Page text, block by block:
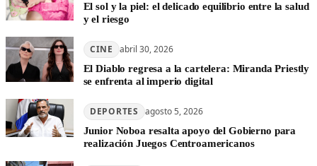
El sol y la piel: el delicado equilibrio entre la salud
y el riesgo
CINE abril 30, 2026
El Diablo regresa a la cartelera: Miranda Priestly
se enfrenta al imperio digital
DEPORTES agosto 5, 2026
Junior Noboa resalta apoyo del Gobierno para
realización Juegos Centroamericanos